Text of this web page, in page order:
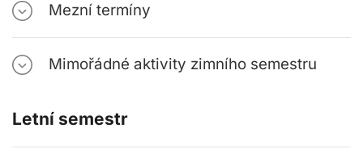
Mezní termíny
Mimořádné aktivity zimního semestru
Letní semestr